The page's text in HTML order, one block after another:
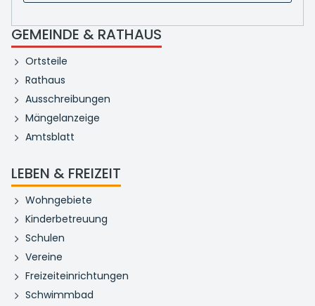
GEMEINDE & RATHAUS
Ortsteile
Rathaus
Ausschreibungen
Mängelanzeige
Amtsblatt
LEBEN & FREIZEIT
Wohngebiete
Kinderbetreuung
Schulen
Vereine
Freizeiteinrichtungen
Schwimmbad